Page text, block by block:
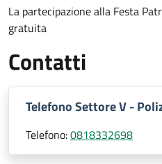
La partecipazione alla Festa
gratuita
Contatti
Telefono Settore V -
Telefono:0818332698